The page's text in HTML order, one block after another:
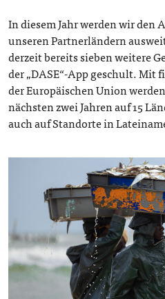
In diesem Jahr werden wir den
unseren Partnerländern
derzeit bereits sieben weitere
der „DASE“-App geschult.
der Europäischen Union
nächsten zwei Jahren auf 15
auch auf Standorte in